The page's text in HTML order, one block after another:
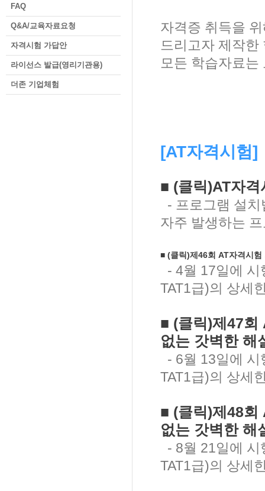
FAQ
Q&A/교육자료요청
자격시험 가답안
라이선스 발급(영리기관용)
더존 기업체험
자격증 취득을
드리고자 제작
모든 학습자료
[AT자격시험]
■ (클릭)AT자
- 프로그램 설
자주 발생하는
■ (클릭)제46회 AT자격시
- 4월 17일에 시
TAT1급)의 상세
■ (클릭)제47회
없는 갓벽한 해
- 6월 13일에 시
TAT1급)의 상세
■ (클릭)제48회
없는 갓벽한 해
- 8월 21일에 시
TAT1급)의 상세